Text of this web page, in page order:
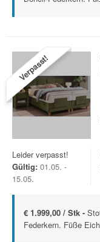
Verpasst!
Leider verpasst!
Gültig: 01.05. -
15.05.
€ 1.999,00 / Stk -
Federkern. Füße